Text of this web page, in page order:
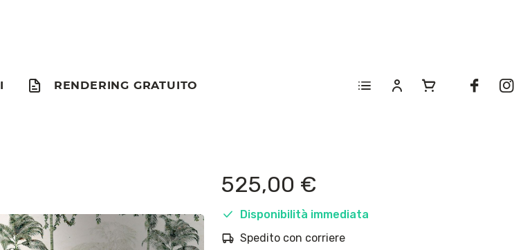
RENDERING GRATUITO
525,00 €
Disponibilità immediata
Spedito con corriere